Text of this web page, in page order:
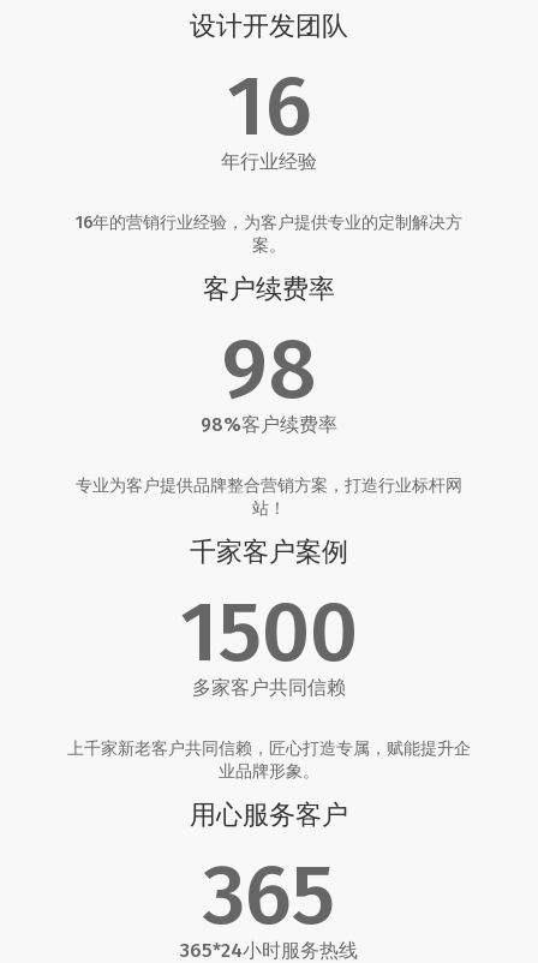
设计开发团队
16
年行业经验
16年的营销行业经验，为客户提供专业的定制解决方
案。
客户续费率
98
98%客户续费率
专业为客户提供品牌整合营销方案，打造行业标杆网
站！
千家客户案例
1500
多家客户共同信赖
上千家新老客户共同信赖，匠心打造专属，赋能提升企
业品牌形象。
用心服务客户
365
365*24小时服务热线